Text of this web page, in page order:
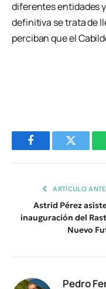
diferentes entidades
definitiva se trata de
perciban que el
FacebookTwitter
ARTÍCULO
Astrid Pérez
inauguración del
Nuevo
Pedro